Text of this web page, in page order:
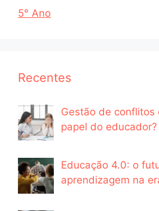
5° Ano
Recentes
Gestão de conflitos
papel do educador?
Educação 4.0: o
aprendizagem na